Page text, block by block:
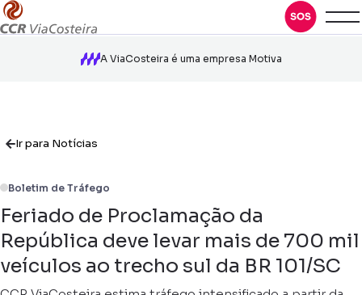
A ViaCosteira é uma empresa Motiva
Ir para Notícias
Boletim de Tráfego
Feriado de Proclamação da
República deve levar mais de 700 mil
veículos ao trecho sul da BR 101/SC